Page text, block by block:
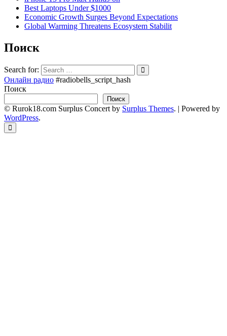
Best Laptops Under $1000
Economic Growth Surges Beyond Expectations
Global Warming Threatens Ecosystem Stabilit
Поиск
Search for:
Онлайн радио #radiobells_script_hash
Поиск
Поиск
© Rurok18.com Surplus Concert by Surplus Themes. | Powered by
WordPress.